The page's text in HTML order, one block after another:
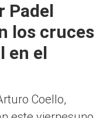
Padel
los cruces
en el
Coello,